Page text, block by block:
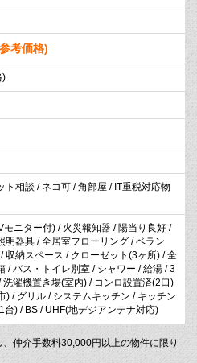
考価格)
)
ト相談 / ネコ可 / 角部屋 / IT重税対応物
モニター付) / 火災報知器 / 陽当り良好 /
明器具 / 全居室フローリング / ベラン
収納スペース / クローゼット(3ヶ所) / 全
/ バス・トイレ別室 / シャワー / 給湯 / 3
洗濯機置き場(室内) / コンロ設置済(2口)
) / グリル / システムキッチン / キッチン
台) / BS / UHF(地デジアンテナ対応)
仲介手数料30,000円以上の物件に限り